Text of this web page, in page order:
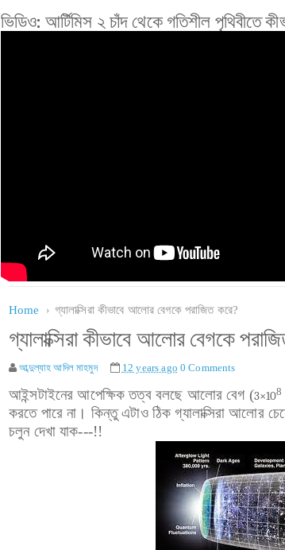
ভিডিও: আর্টিমিস ২ চাঁদ থেকে গতিশীল পৃথিবীতে
Home গ্যালাক্সিরা কীভাবে আলোর বেগকে পরাজিত করে?
গ্যালাক্সিরা কীভাবে আলোর বেগকে
আব্দুল্যাহ আদিল মাহমুদ 12 years ago 0 Comments
আইন্সটাইনের আপেক্ষিক তত্ব বলছে আলোর বেগ (3×108
করতে পারে না। কিন্তু এটাও ঠিক গ্যালাক্সিরা আলোর
চলুন দেখা যাক---!!